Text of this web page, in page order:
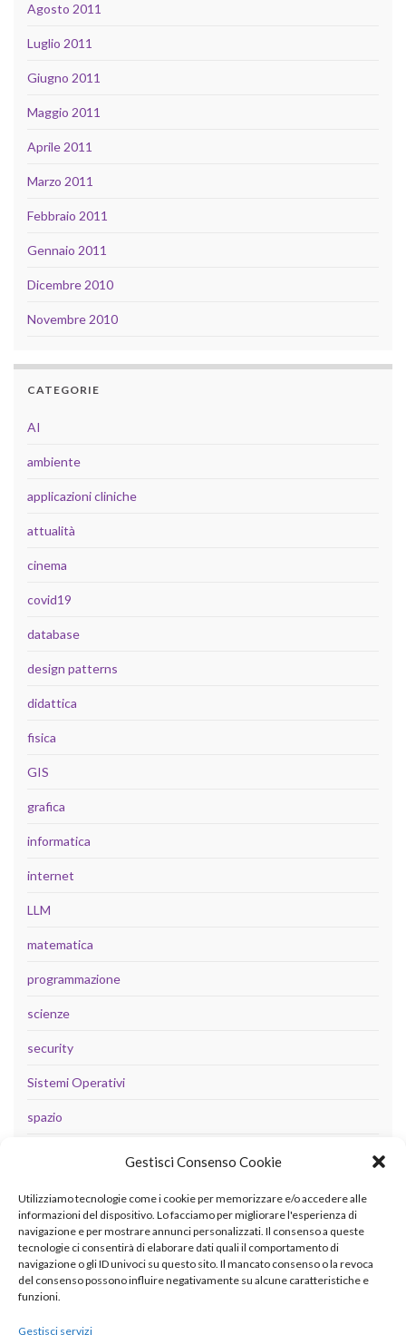
Gestisci Consenso Cookie
Utilizziamo tecnologie come i cookie per memorizzare e/o accedere alle
informazioni del dispositivo. Lo facciamo per migliorare l'esperienza di
navigazione e per mostrare annunci personalizzati. Il consenso a queste
tecnologie ci consentirà di elaborare dati quali il comportamento di
navigazione o gli ID univoci su questo sito. Il mancato consenso o la revoca
del consenso possono influire negativamente su alcune caratteristiche e
funzioni.
Gestisci servizi
Agosto 2011
Luglio 2011
Giugno 2011
Maggio 2011
Aprile 2011
Marzo 2011
Febbraio 2011
Gennaio 2011
Dicembre 2010
Novembre 2010
CATEGORIE
AI
ambiente
applicazioni cliniche
attualità
cinema
covid19
database
design patterns
didattica
fisica
GIS
grafica
informatica
internet
LLM
matematica
programmazione
scienze
security
Sistemi Operativi
spazio
META
Accedi
Feed dei contenuti